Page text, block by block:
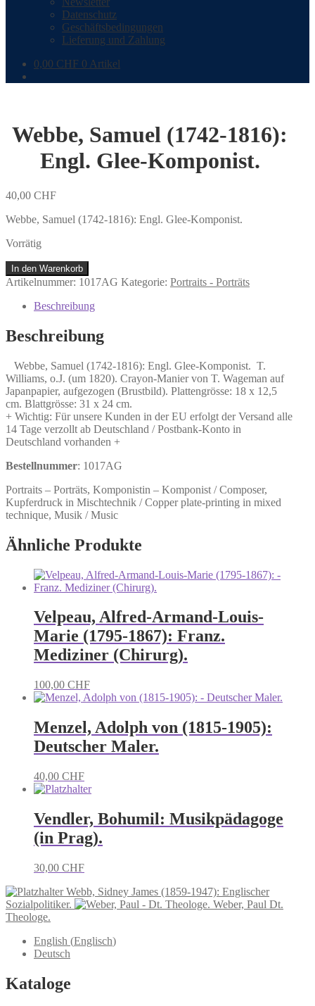
Datenschutz
Geschäftsbedingungen
Lieferung und Zahlung
0,00 CHF 0 Artikel
Webbe, Samuel (1742-1816):
Engl. Glee-Komponist.
40,00 CHF
Webbe, Samuel (1742-1816): Engl. Glee-Komponist.
Vorrätig
Webbe,
Samuel
1816):
Glee-
Komponist.
In den Warenkorb
Artikelnummer: 1017AG Kategorie: Portraits - Porträts
Beschreibung
Beschreibung
Webbe, Samuel (1742-1816): Engl. Glee-Komponist. T.
Williams, o.J. (um 1820). Crayon-Manier von T. Wageman auf
Japanpapier, aufgezogen (Brustbild). Plattengrösse: 18 x 12,5
cm. Blattgrösse: 31 x 24 cm.
+ Wichtig: Für unsere Kunden in der EU erfolgt der Versand alle
14 Tage verzollt ab Deutschland / Postbank-Konto in
Deutschland vorhanden +
Bestellnummer: 1017AG
Portraits – Porträts, Komponistin – Komponist / Composer,
Kupferdruck in Mischtechnik / Copper plate-printing in mixed
technique, Musik / Music
Ähnliche Produkte
Velpeau, Alfred-Armand-Louis-
Marie (1795-1867): Franz.
Mediziner (Chirurg).
100,00 CHF
Menzel, Adolph von (1815-1905):
Deutscher Maler.
40,00 CHF
Vendler, Bohumil: Musikpädagoge
(in Prag).
30,00 CHF
Webb, Sidney James (1859-1947): Englischer
Sozialpolitiker.
Weber, Paul Dt.
Theologe.
English (Englisch)
Deutsch
Kataloge